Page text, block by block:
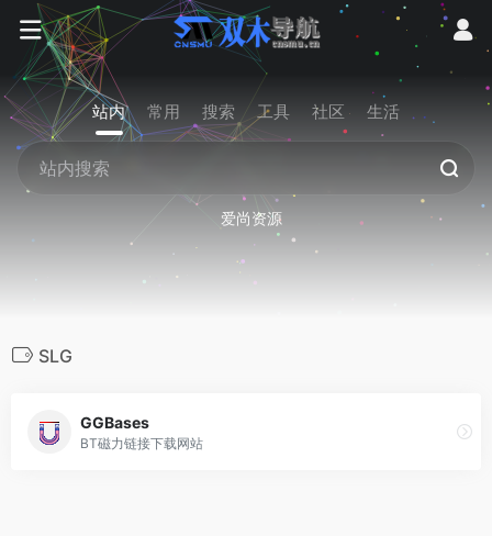
站内 常用 搜索 工具 社区 生活
爱尚资源
SLG
GGBases
BT磁力链接下载网站